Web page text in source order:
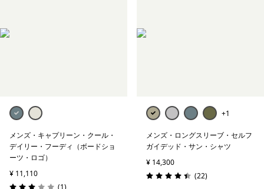
メンズ・キャプリーン・クール・
デイリー・フーディ（ボードショ
ーツ・ロゴ）
¥ 11,110
レビュー
+1
メンズ・ロングスリーブ・セルフ
ガイデッド・サン・シャツ
¥ 14,300
評価: 4.5 / 5
(22レビュー
)